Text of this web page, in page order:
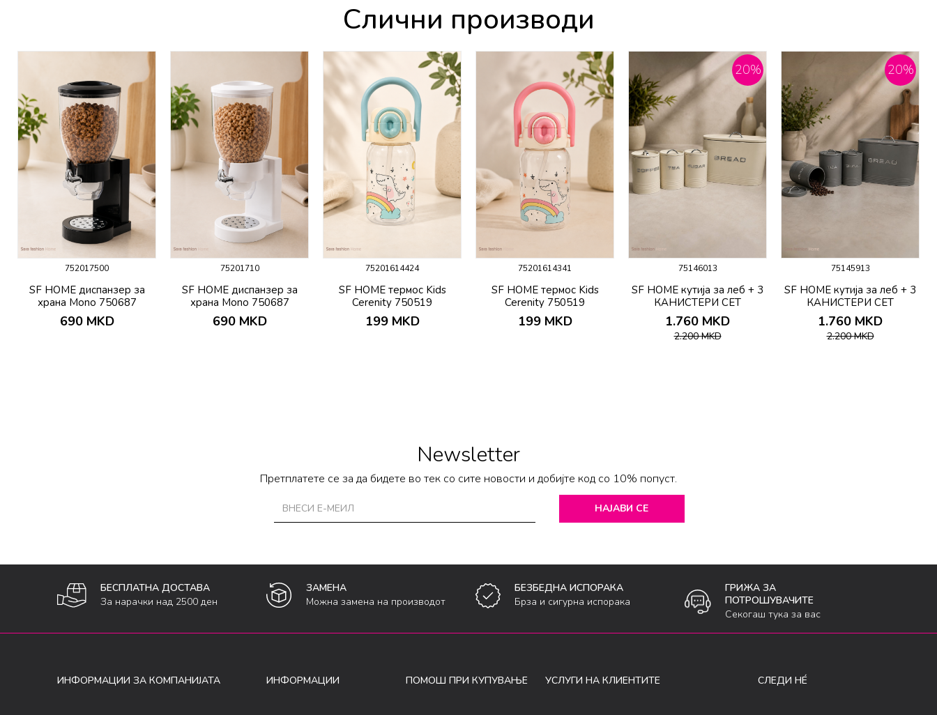
Слични производи
752017500
SF HOME диспанзер за
храна Mono 750687
690 MKD
75201710
SF HOME диспанзер за
храна Mono 750687
690 MKD
75201614424
SF HOME термос Kids
Cerenity 750519
199 MKD
75201614341
SF HOME термос Kids
Cerenity 750519
199 MKD
20%
75146013
SF HOME кутија за леб + 3
КАНИСТЕРИ СЕТ
1.760 MKD
2.200MKD
20%
75145913
SF HOME кутија за леб + 3
КАНИСТЕРИ СЕТ
1.760 MKD
2.200MKD
Newsletter
Претплатете се за да бидете во тек со сите новости и добијте код со 10% попуст.
НАЈАВИ СЕ
БЕСПЛАТНА ДОСТАВА
За нарачки над 2500 ден
ЗАМЕНА
Можна замена на производот
БЕЗБЕДНА ИСПОРАКА
Брза и сигурна испорака
ГРИЖА ЗА
ПОТРОШУВАЧИТЕ
Секогаш тука за вас
ИНФОРМАЦИИ ЗА КОМПАНИЈАТА ИНФОРМАЦИИ ПОМОШ ПРИ КУПУВАЊЕ УСЛУГИ НА КЛИЕНТИТЕ СЛЕДИ НÉ